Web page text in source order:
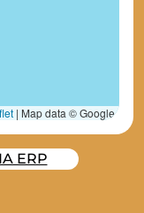
| Map data © Google
ERP